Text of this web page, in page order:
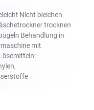
Nicht bleichen
trocknen
Behandlung in
mit